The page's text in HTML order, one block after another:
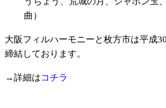
曲）
大阪フィルハーモニーと枚方市は平成
締結しております。
→詳細はコチラ